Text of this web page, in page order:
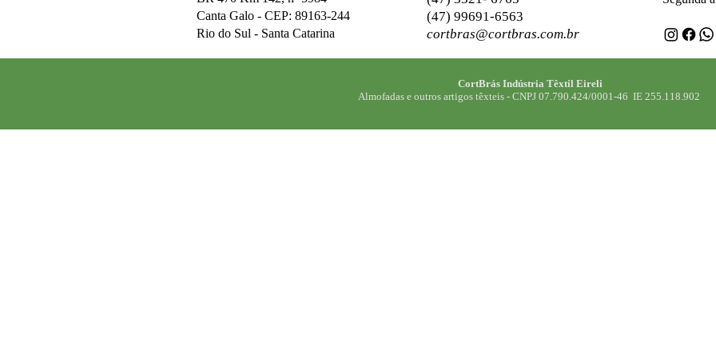
Quaisquer dúvidas
Canta Galo - CEP: 89163-244
Rio do Sul - Santa Catarina
(47) 99691-6563
cortbras@cortbras.com.br
CortBrás Indústria Têxtil Eireli
Almofadas e outros artigos têxteis - CNPJ 07.790.424/0001-46 IE 255.118.902